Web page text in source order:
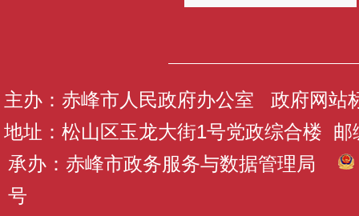
主办：赤峰市人民政府办公室 政府网站
地址：松山区玉龙大街1号党政综合楼 邮
承办：赤峰市政务服务与数据管理局
号